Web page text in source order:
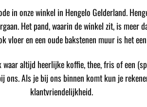
in onze winkel in Hengelo Gelderland.
Het pand, waarin de winkel zit, is
vloer en een oude bakstenen muur is het
altijd heerlijke koffie, thee, fris of een
Als je bij ons binnen komt kun je
klantvriendelijkheid.